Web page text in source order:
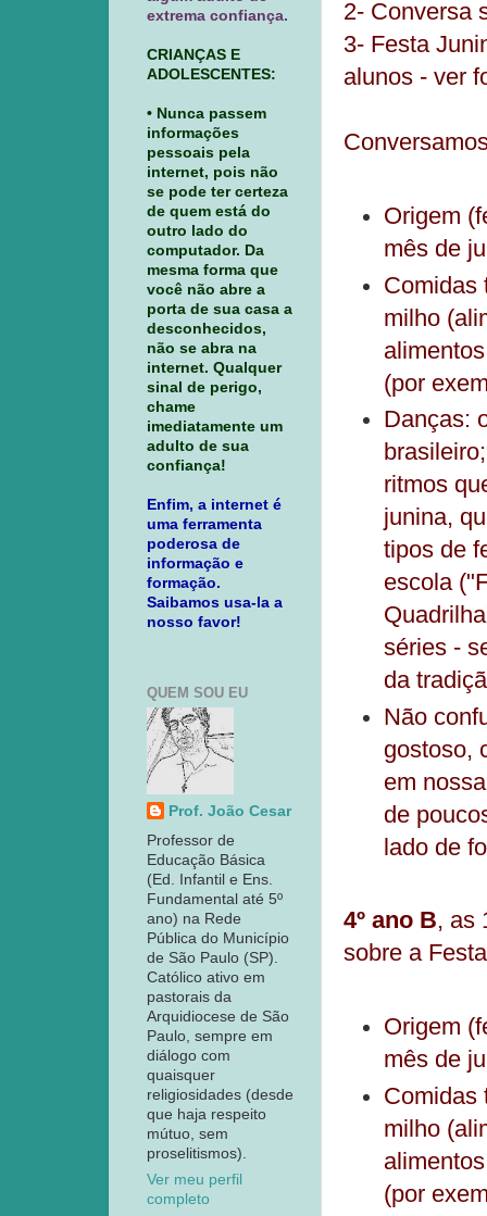
2- Conversa
3- Festa
alunos - ver
Origem
mês de
Comidas
milho
(por
Danças:
ritmos
junina,
tipos de
escola
séries -
da
Não
gostoso,
em
de
lado de
4º ano B, as
sobre a
Origem
mês de
Comidas
milho
(por
extrema confiança.
CRIANÇAS E
ADOLESCENTES:
• Nunca passem
informações
pessoais pela
internet, pois não
se pode ter certeza
de quem está do
outro lado do
computador. Da
mesma forma que
você não abre a
porta de sua casa a
desconhecidos,
não se abra na
internet. Qualquer
sinal de perigo,
chame
imediatamente um
adulto de sua
confiança!
Enfim, a internet é
uma ferramenta
poderosa de
informação e
formação.
Saibamos usa-la a
nosso favor!
QUEM SOU EU
Prof. João Cesar
Professor de
Educação Básica
(Ed. Infantil e Ens.
Fundamental até 5º
ano) na Rede
Pública do Município
de São Paulo (SP).
Católico ativo em
pastorais da
Arquidiocese de São
Paulo, sempre em
diálogo com
quaisquer
religiosidades (desde
que haja respeito
mútuo, sem
proselitismos).
Ver meu perfil
completo